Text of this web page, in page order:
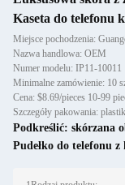
Kaseta do telefonu
Miejsce pochodzenia:
Nazwa handlowa: OEM
Numer modelu: IP11-10011
Minimalne zamówienie: 10
Cena: $8.69/pieces 10-99
Szczegóły pakowania:
Podkreślić: skórzana
Pudełko do telefonu z